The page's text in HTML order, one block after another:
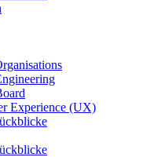
Experience (UX)